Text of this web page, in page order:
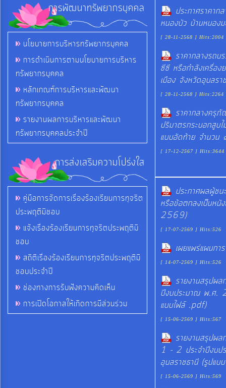
การพัฒนาทรัพยากรบุคคล
นโยบายการบริหารทรัพยากรบุคคล
การดำเนินการตามนโยบายการบริหาร
ทรัพยากรบุคคล
หลักเกณฑ์การบริหารและพัฒนา
ทรัพยากรบุคคล
รายงานผลการบริหารและพัฒนา
ทรัพยากรบุคคลประจำปี
การส่งเสริมความโปร่งใส
คู่มือการจัดการเรื่องร้องเรียนการทุจริต
ประพฤติมิชอบ
แจ้งเรื่องร้องเรียนการทุจริตประพฤติมิ
ชอบ
สถิติเรื่องร้องเรียนการทุจริตประพฤติมิ
ชอบประจำปี
ช่องทางการรับฟังความคิดเห็น
การเปิดโอกาสให้เกิดการมีส่วนร่วม
ประกาศราคาก
หนองบัว บ้านหนอง
[ 28-11-2568 ] Hits:2004
ราคากลางรถ
ซีซี หรือกำลังเครื่อ
เมือง จังหวัดอุบลร
[ 28-11-2568 ] Hits:2264
ราคากลางครุ
ปริมาตรกระบอกสูบ
แบบอัดท้าย จำนวน
[ 17-12-2567 ] Hits:3644
ประกาศผลผู้ช
หรือข้อตกลงเป็นห
2569)
[ 17-07-2569 ] Hits:526
เผยแพร่แผนก
[ 14-07-2569 ] Hits:526
รายงานสรุปผ
ปีงบประมาณ พ.ศ.
แบบไฟล์ .pdf)
[ 15-06-2569 ] Hits:567
รายงานสรุปผ
1 - 2 ประจำปีงบป
อุบลราชธานี (รูปแบ
[ 15-06-2569 ] Hits:569